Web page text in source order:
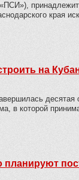
края
на
десятая
в которой